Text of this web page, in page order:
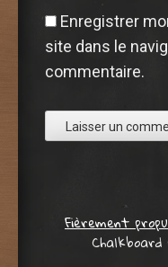
Enregistrer
site dans le
commentaire.
Fièrement